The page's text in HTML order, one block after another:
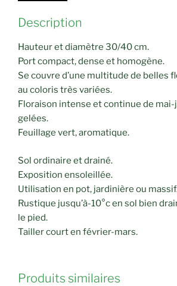
Description
Hauteur et diamètre 30/40 cm.
Port compact, dense et homogène.
Se couvre d’une multitude de belles
au coloris très variées.
Floraison intense et continue de mai-
gelées.
Feuillage vert, aromatique.
Sol ordinaire et drainé.
Exposition ensoleillée.
Utilisation en pot, jardinière ou
Rustique jusqu’à-10°c en sol bien
le pied.
Tailler court en février-mars.
Produits similaires